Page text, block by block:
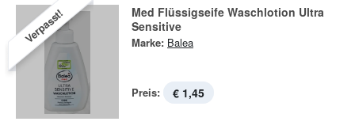
Verpasst!
Med Flüssigseife Waschlotion Ultra
Sensitive
Marke: Balea
Preis: € 1,45